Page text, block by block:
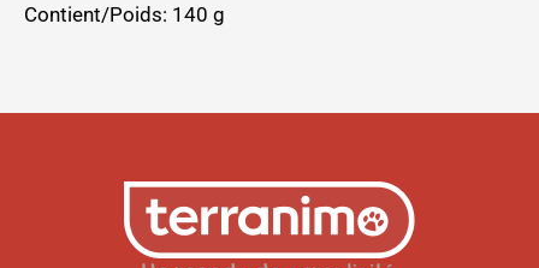
Contient/Poids: 140 g